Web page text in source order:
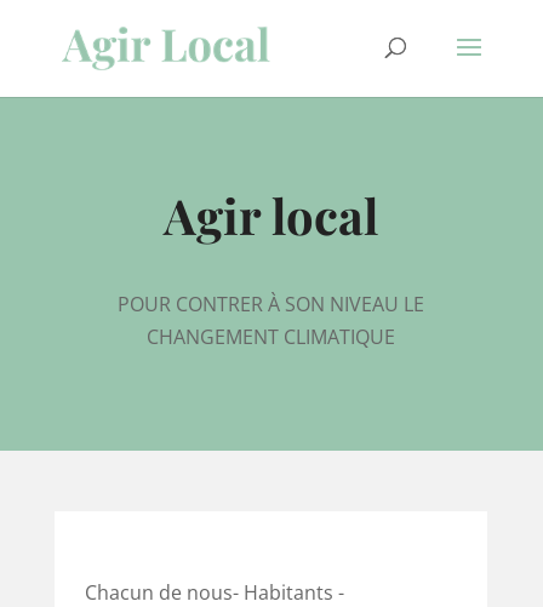
Agir local
POUR CONTRER À SON NIVEAU LE
CHANGEMENT CLIMATIQUE
Chacun de nous- Habitants -